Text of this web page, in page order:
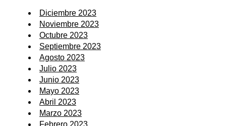
Diciembre 2023
Noviembre 2023
Octubre 2023
Septiembre 2023
Agosto 2023
Julio 2023
Junio 2023
Mayo 2023
Abril 2023
Marzo 2023